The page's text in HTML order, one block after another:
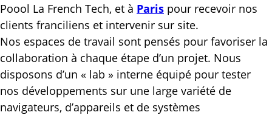
Poool La French Tech, et à Paris pour recevoir nos
clients franciliens et intervenir sur site.
Nos espaces de travail sont pensés pour favoriser la
collaboration à chaque étape d’un projet. Nous
disposons d’un « lab » interne équipé pour tester
nos développements sur une large variété de
navigateurs, d’appareils et de systèmes